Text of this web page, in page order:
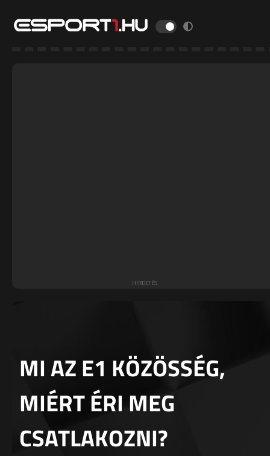
MI AZ E1 KÖZÖSSÉG,
MIÉRT ÉRI MEG
CSATLAKOZNI?